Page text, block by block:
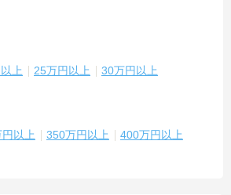
上 25万円以上 30万円以上
以上 350万円以上 400万円以上